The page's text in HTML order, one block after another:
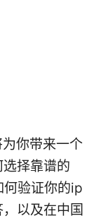
你带来一个
择靠谱的
何验证你的ip
以及在中国